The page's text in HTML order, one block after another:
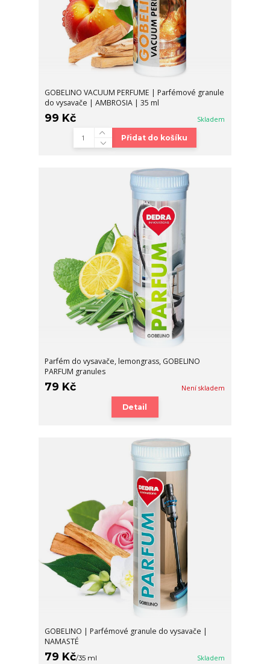
GOBELINO VACUUM PERFUME | Parfémové granule
do vysavače | AMBROSIA | 35 ml
99 Kč Skladem
Přidat do košíku
Parfém do vysavače, lemongrass, GOBELINO
PARFUM granules
79 Kč Není skladem
Detail
GOBELINO | Parfémové granule do vysavače |
NAMASTÉ
79 Kč/35 ml Skladem